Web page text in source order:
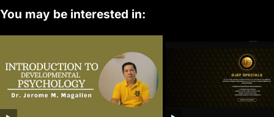
You may be interested in: